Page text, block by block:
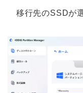
移行先のSSDが